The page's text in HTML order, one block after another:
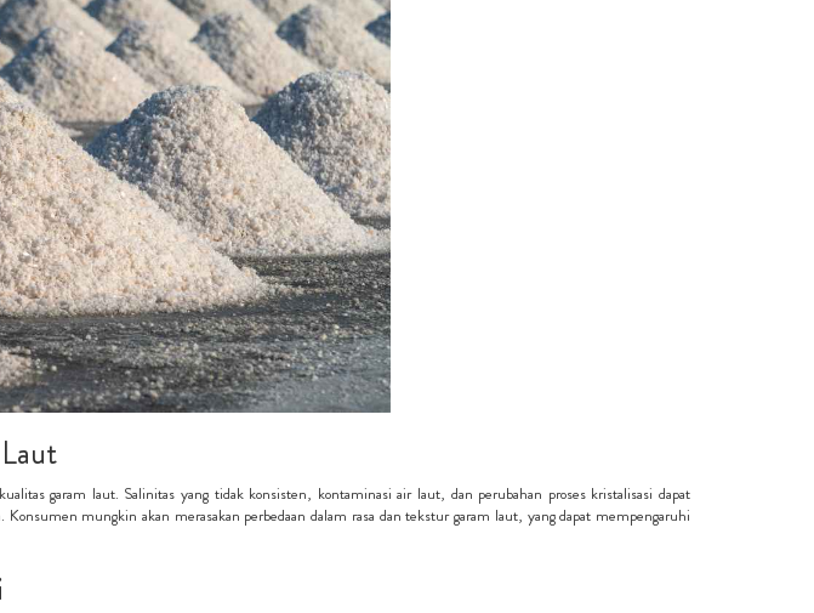
garam laut. Salinitas yang tidak konsisten, kontaminasi air laut, dan perubahan proses kristalisasi dapat
mungkin akan merasakan perbedaan dalam rasa dan tekstur garam laut, yang dapat mempengaruhi